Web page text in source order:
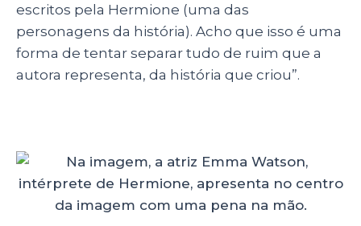
escritos pela Hermione (uma das
personagens da história). Acho que isso é uma
forma de tentar separar tudo de ruim que a
autora representa, da história que criou”.